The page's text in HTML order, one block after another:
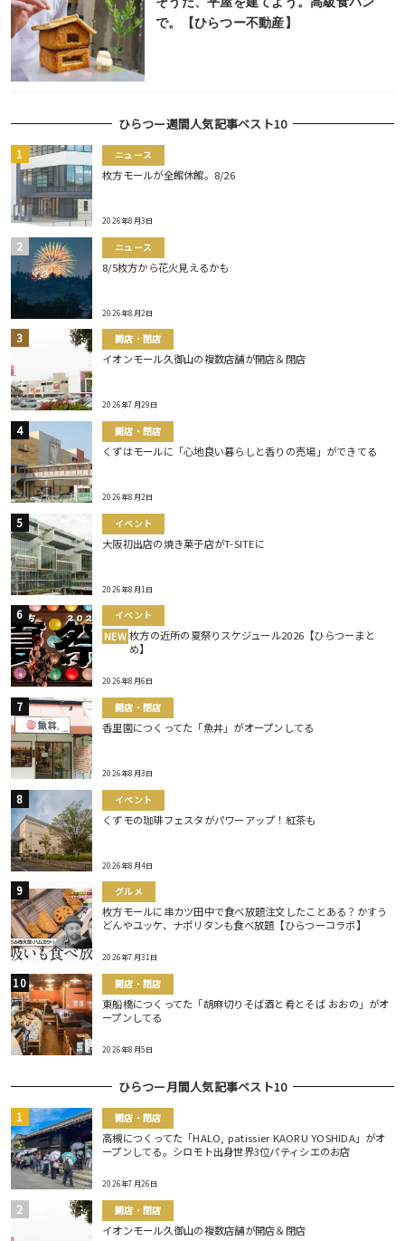
で。【ひらつー不動産】
ひらつー週間人気記事ベスト10
ニュース
枚方モールが全館休館。8/26
2026年8月3日
ニュース
8/5枚方から花火見えるかも
2026年8月2日
開店・閉店
イオンモール久御山の複数店舗が開店＆閉店
2026年7月29日
開店・閉店
くずはモールに「心地良い暮らしと香りの売場」ができてる
2026年8月2日
イベント
大阪初出店の焼き菓子店がT-SITEに
2026年8月1日
イベント
NEW 枚方の近所の夏祭りスケジュール2026【ひらつーまと
め】
2026年8月6日
開店・閉店
香里園につくってた「魚丼」がオープンしてる
2026年8月3日
イベント
くずモの珈琲フェスタがパワーアップ！紅茶も
2026年8月4日
グルメ
枚方モールに串カツ田中で食べ放題注文したことある？かすう
どんやユッケ、ナポリタンも食べ放題【ひらつーコラボ】
2026年7月31日
開店・閉店
東船橋につくってた「胡麻切りそば酒と肴とそば おおの」がオ
ープンしてる
2026年8月5日
ひらつー月間人気記事ベスト10
開店・閉店
高槻につくってた「HALO, patissier KAORU YOSHIDA」がオ
ープンしてる。シロモト出身世界3位パティシエのお店
2026年7月26日
開店・閉店
イオンモール久御山の複数店舗が開店＆閉店